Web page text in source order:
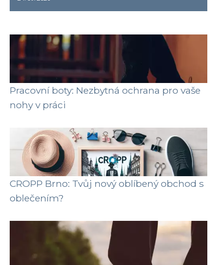
Pracovní boty: Nezbytná ochrana pro vaše
nohy v práci
CROPP Brno: Tvůj nový oblíbený obchod s
oblečením?